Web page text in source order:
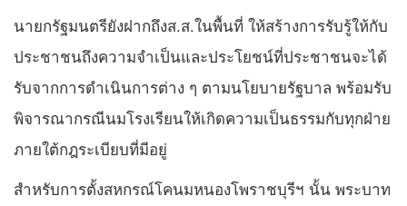
นายกรัฐมนตรียังฝากถึงส.ส.ในพื้นที่ ให้สร้างการรับรู้ให้กับ
ประชาชนถึงความจำเป็นและประโยชน์ที่ประชาชนจะได้
รับจากการดำเนินการต่าง ๆ ตามนโยบายรัฐบาล พร้อมรับ
พิจารณากรณีนมโรงเรียนให้เกิดความเป็นธรรมกับทุกฝ่าย
ภายใต้กฎระเบียบที่มีอยู่
สำหรับการตั้งสหกรณ์โคนมหนองโพราชบุรีฯ นั้น พระบาท